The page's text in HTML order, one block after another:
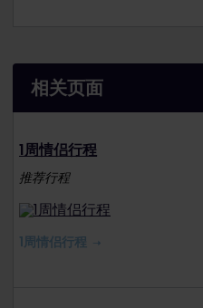
相关页面
1周情侣行程
推荐行程
1周情侣行程